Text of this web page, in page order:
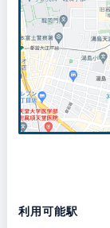
利用可能駅